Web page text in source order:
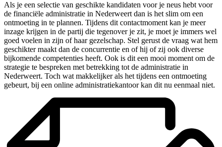
Als je een selectie van geschikte kandidaten voor je neus hebt voor
de financiële administratie in Nederweert dan is het slim om een
ontmoeting in te plannen. Tijdens dit contactmoment kan je meer
inzage krijgen in de partij die tegenover je zit, je moet je immers wel
goed voelen in zijn of haar gezelschap. Stel gerust de vraag wat hem
geschikter maakt dan de concurrentie en of hij of zij ook diverse
bijkomende competenties heeft. Ook is dit een mooi moment om de
strategie te bespreken met betrekking tot de administratie in
Nederweert. Toch wat makkelijker als het tijdens een ontmoeting
gebeurt, bij een online administratiekantoor kan dit nu eenmaal niet.